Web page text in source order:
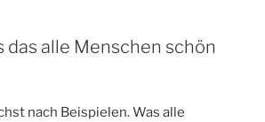
das alle Menschen schön
nach Beispielen. Was alle